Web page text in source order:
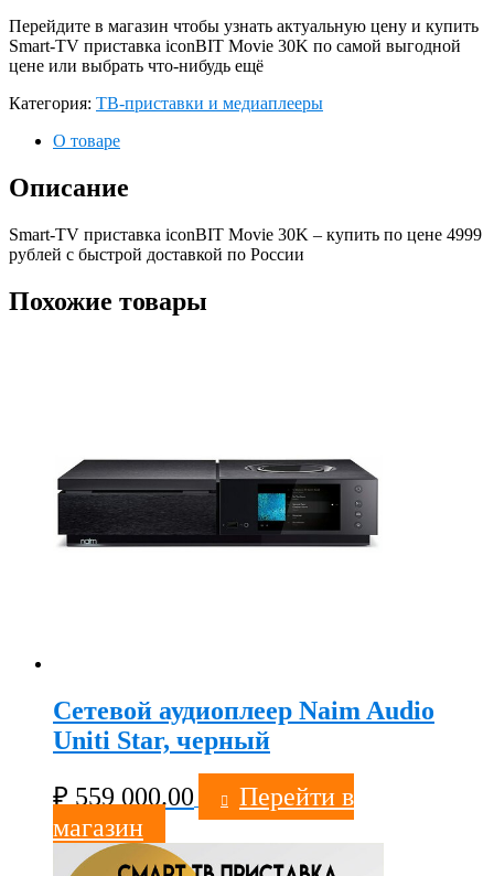
Перейдите в магазин чтобы узнать актуальную цену и купить
Smart-TV приставка iconBIT Movie 30K по самой выгодной
цене или выбрать что-нибудь ещё
Категория: ТВ-приставки и медиаплееры
О товаре
Описание
Smart-TV приставка iconBIT Movie 30K – купить по цене 4999
рублей с быстрой доставкой по России
Похожие товары
Сетевой аудиоплеер Naim Audio
Uniti Star, черный
₽559 000.00
Перейти в
магазин